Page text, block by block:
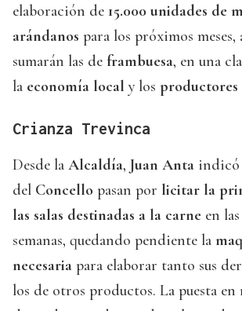
elaboración de 15.000 unidades de
arándanos para los próximos meses,
sumarán las de frambuesa, en una
la economía local y los productores
Crianza Trevinca
Desde la Alcaldía, Juan Anta indicó
del Concello pasan por licitar la
las salas destinadas a la carne en
semanas, quedando pendiente la
necesaria para elaborar tanto sus
los de otros productos. La puesta en